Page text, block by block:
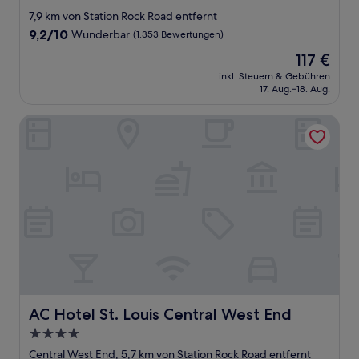
Sterne-
Unterkunft
7,9 km von Station Rock Road entfernt
9.2
9,2/10 Wunderbar (1.353 Bewertungen)
Der
Preis
beträgt
117 €
inkl. Steuern & Gebühren
17. Aug.–18. Aug.
AC Hotel St. Louis Central West End
AC Hotel St. Louis Central West End
4.0-
Sterne-
Central West End, 5,7 km von Station Rock Road entfernt